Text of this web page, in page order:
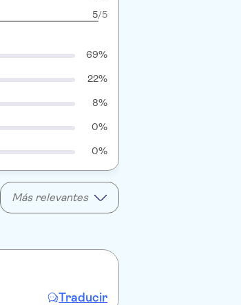
5/5
69%
22%
8%
0%
0%
Más relevantes
Traducir